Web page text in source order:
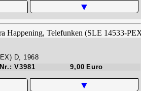
▼
D, 1968
Nr.: V3981 9,00 Euro
▼